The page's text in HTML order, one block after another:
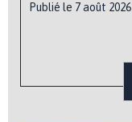
Publié le 7 août 2026